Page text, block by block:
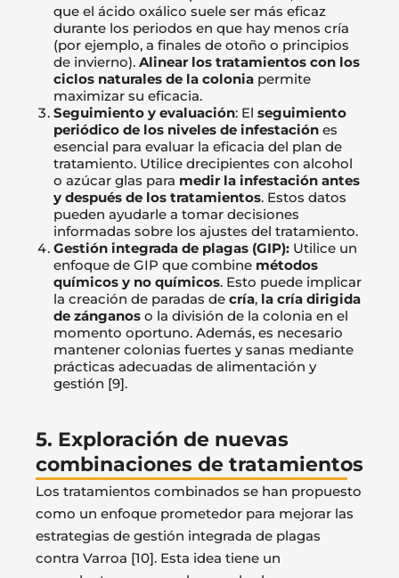
que el ácido oxálico suele ser más eficaz
durante los periodos en que hay menos cría
(por ejemplo, a finales de otoño o principios
de invierno). Alinear los tratamientos con los
ciclos naturales de la colonia permite
maximizar su eficacia.
Seguimiento y evaluación: El seguimiento
periódico de los niveles de infestación es
esencial para evaluar la eficacia del plan de
tratamiento. Utilice drecipientes con alcohol
o azúcar glas para medir la infestación antes
y después de los tratamientos. Estos datos
pueden ayudarle a tomar decisiones
informadas sobre los ajustes del tratamiento.
Gestión integrada de plagas (GIP): Utilice un
enfoque de GIP que combine métodos
químicos y no químicos. Esto puede implicar
la creación de paradas de cría, la cría dirigida
de zánganos o la división de la colonia en el
momento oportuno. Además, es necesario
mantener colonias fuertes y sanas mediante
prácticas adecuadas de alimentación y
gestión [9].
5. Exploración de nuevas
combinaciones de tratamientos
Los tratamientos combinados se han propuesto
como un enfoque prometedor para mejorar las
estrategias de gestión integrada de plagas
contra Varroa [10]. Esta idea tiene un